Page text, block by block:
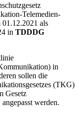
Telemedien-
01.12.2021 als
in TDDDG
in
sollen die
(TKG)
Gesetz
werden.